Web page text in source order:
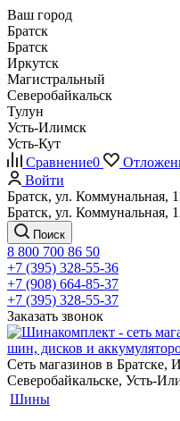
Ваш город
Братск
Братск
Иркутск
Магистральный
Северобайкальск
Тулун
Усть-Илимск
Усть-Кут
Сравнение0
Войти
Братск, ул. Коммунальная,
Братск, ул. Коммунальная,
Поиск
8 800 700 86 50
+7 (395) 328-55-36
+7 (908) 664-85-37
+7 (395) 328-55-37
Заказать звонок
Сеть магазинов в Братске,
Северобайкальске, Усть-
Шины